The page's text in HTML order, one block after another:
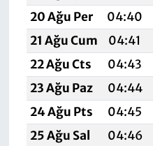
20 Ağu Per
04:40
21 Ağu Cum
04:41
22 Ağu Cts
04:43
23 Ağu Paz
04:44
24 Ağu Pts
04:45
25 Ağu Sal
04:46